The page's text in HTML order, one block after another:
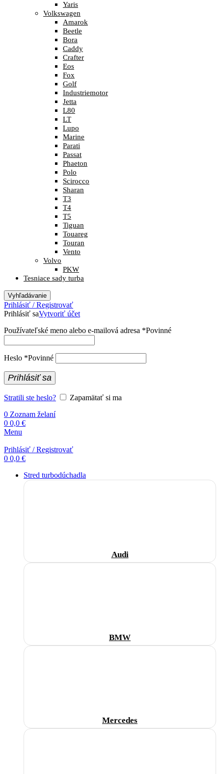
Yaris
Volkswagen
Amarok
Beetle
Bora
Caddy
Crafter
Eos
Fox
Golf
Industriemotor
Jetta
L80
LT
Lupo
Marine
Parati
Passat
Phaeton
Polo
Scirocco
Sharan
T3
T4
T5
Tiguan
Touareg
Touran
Vento
Volvo
PKW
Tesniace sady turba
Vyhľadávanie
Prihlásiť / Registrovať
Prihlásiť saVytvoriť účet
Používateľské meno alebo e-mailová adresa *Povinné
Heslo *Povinné
Prihlásiť sa
Stratili ste heslo?
Zapamätať si ma
0 Zoznam želaní
0 0,0 €
Menu
Prihlásiť / Registrovať
0 0,0 €
Stred turbodúchadla
Audi
BMW
Mercedes